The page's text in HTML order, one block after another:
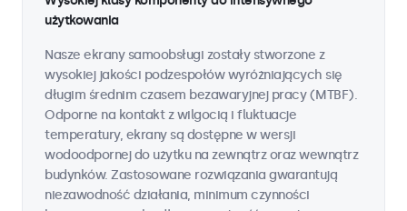
użytkowania
Nasze ekrany samoobsługi zostały stworzone z
wysokiej jakości podzespołów wyróżniających się
długim średnim czasem bezawaryjnej pracy (MTBF).
Odporne na kontakt z wilgocią i fluktuacje
temperatury, ekrany są dostępne w wersji
wodoodpornej do użytku na zewnątrz oraz wewnątrz
budynków. Zastosowane rozwiązania gwarantują
niezawodność działania, minimum czynności